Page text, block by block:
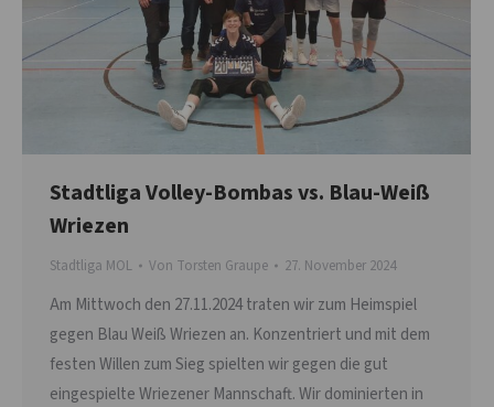
Stadtliga Volley-Bombas vs. Blau-Weiß
Wriezen
Stadtliga MOL Von Torsten Graupe 27. November 2024
Am Mittwoch den 27.11.2024 traten wir zum Heimspiel
gegen Blau Weiß Wriezen an. Konzentriert und mit dem
festen Willen zum Sieg spielten wir gegen die gut
eingespielte Wriezener Mannschaft. Wir dominierten in